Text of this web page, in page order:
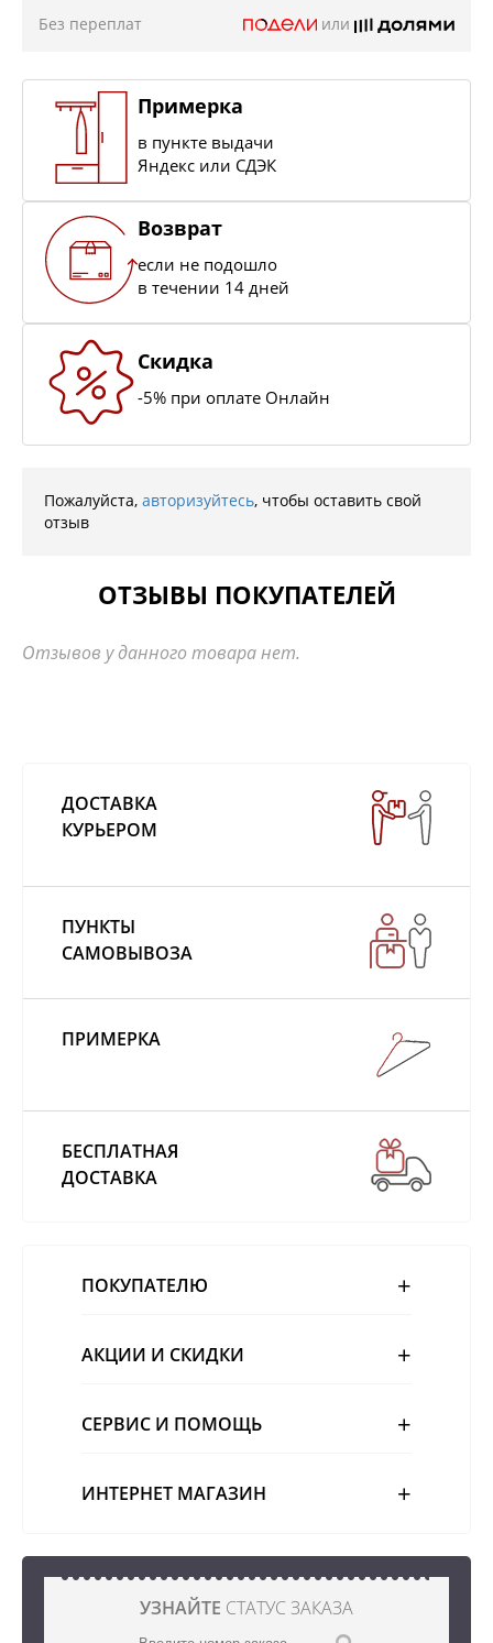
Без переплат
или
Примерка
в пункте выдачи
Яндекс или СДЭК
Возврат
если не подошло
в течении 14 дней
Скидка
-5% при оплате Онлайн
Пожалуйста, авторизуйтесь, чтобы оставить свой
отзыв
ОТЗЫВЫ ПОКУПАТЕЛЕЙ
Отзывов у данного товара нет.
ДОСТАВКА
КУРЬЕРОМ
ПУНКТЫ
САМОВЫВОЗА
ПРИМЕРКА
БЕСПЛАТНАЯ
ДОСТАВКА
ПОКУПАТЕЛЮ
АКЦИИ И СКИДКИ
СЕРВИС И ПОМОЩЬ
ИНТЕРНЕТ МАГАЗИН
УЗНАЙТЕ СТАТУС ЗАКАЗА